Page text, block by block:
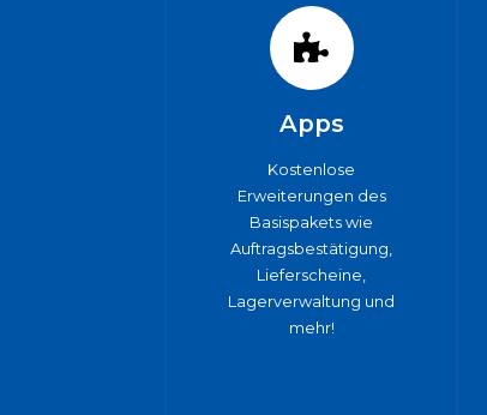
Apps
Kostenlose
Erweiterungen des
Basispakets wie
Auftragsbestätigung,
Lieferscheine,
Lagerverwaltung und
mehr!